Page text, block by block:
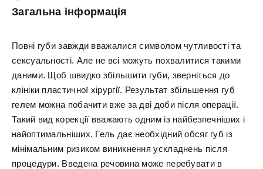
Загальна інформація
Повні губи завжди вважалися символом чутливості та
сексуальності. Але не всі можуть похвалитися такими
даними. Щоб швидко збільшити губи, зверніться до
клініки пластичної хірургії. Результат збільшення губ
гелем можна побачити вже за дві доби після операції.
Такий вид корекції вважають одним із найбезпечніших і
найоптимальніших. Гель дає необхідний обсяг губ із
мінімальним ризиком виникнення ускладнень після
процедури. Введена речовина може перебувати в